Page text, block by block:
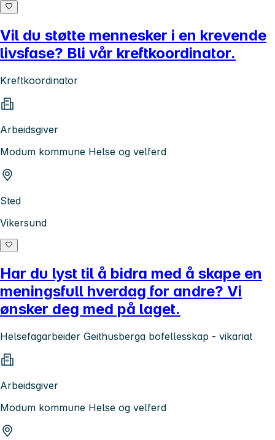
Vil du støtte mennesker i en krevende
livsfase? Bli vår kreftkoordinator.
Kreftkoordinator
Arbeidsgiver
Modum kommune Helse og velferd
Sted
Vikersund
Har du lyst til å bidra med å skape en
meningsfull hverdag for andre? Vi
ønsker deg med på laget.
Helsefagarbeider Geithusberga bofellesskap - vikariat
Arbeidsgiver
Modum kommune Helse og velferd